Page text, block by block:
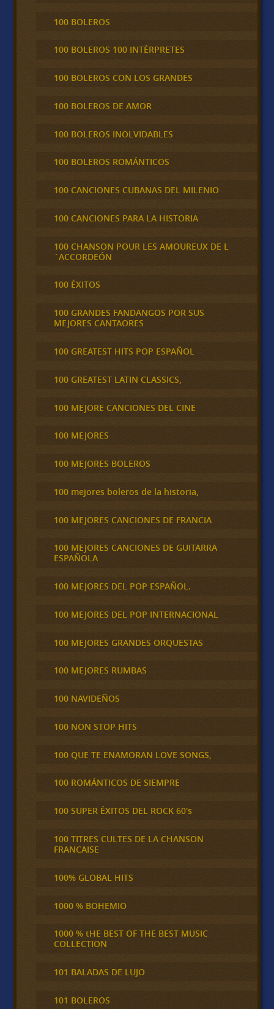
100 BOLEROS
100 BOLEROS 100 INTÉRPRETES
100 BOLEROS CON LOS GRANDES
100 BOLEROS DE AMOR
100 BOLEROS INOLVIDABLES
100 BOLEROS ROMÁNTICOS
100 CANCIONES CUBANAS DEL MILENIO
100 CANCIONES PARA LA HISTORIA
100 CHANSON POUR LES AMOUREUX DE L
´ACCORDEÓN
100 ÉXITOS
100 GRANDES FANDANGOS POR SUS
MEJORES CANTAORES
100 GREATEST HITS POP ESPAÑOL
100 GREATEST LATIN CLASSICS,
100 MEJORE CANCIONES DEL CINE
100 MEJORES
100 MEJORES BOLEROS
100 mejores boleros de la historia,
100 MEJORES CANCIONES DE FRANCIA
100 MEJORES CANCIONES DE GUITARRA
ESPAÑOLA
100 MEJORES DEL POP ESPAÑOL.
100 MEJORES DEL POP INTERNACIONAL
100 MEJORES GRANDES ORQUESTAS
100 MEJORES RUMBAS
100 NAVIDEÑOS
100 NON STOP HITS
100 QUE TE ENAMORAN LOVE SONGS,
100 ROMÁNTICOS DE SIEMPRE
100 SUPER ÉXITOS DEL ROCK 60's
100 TITRES CULTES DE LA CHANSON
FRANCAISE
100% GLOBAL HITS
1000 % BOHEMIO
1000 % tHE BEST OF THE BEST MUSIC
COLLECTION
101 BALADAS DE LUJO
101 BOLEROS